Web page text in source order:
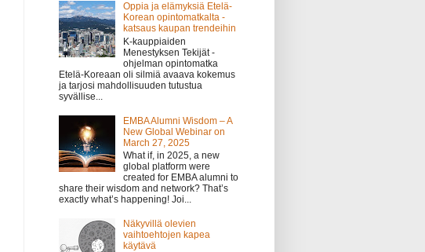
Oppia ja elämyksiä Etelä-
Korean opintomatkalta -
katsaus kaupan trendeihin
K-kauppiaiden
Menestyksen Tekijät -
ohjelman opintomatka
Etelä-Koreaan oli silmiä avaava kokemus
ja tarjosi mahdollisuuden tutustua
syvällise...
EMBA Alumni Wisdom – A
New Global Webinar on
March 27, 2025
What if, in 2025, a new
global platform were
created for EMBA alumni to
share their wisdom and network? That’s
exactly what’s happening! Joi...
Näkyvillä olevien
vaihtoehtojen kapea
käytävä